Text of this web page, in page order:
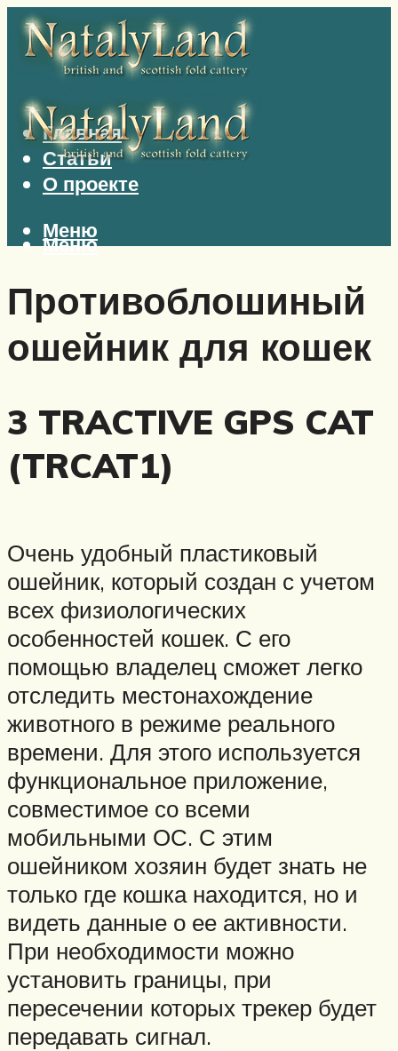
Главная
Статьи
О проекте
Меню
Меню
Противоблошиный
ошейник для кошек
3 TRACTIVE GPS CAT
(TRCAT1)
Очень удобный пластиковый
ошейник, который создан с учетом
всех физиологических
особенностей кошек. С его
помощью владелец сможет легко
отследить местонахождение
животного в режиме реального
времени. Для этого используется
функциональное приложение,
совместимое со всеми
мобильными ОС. С этим
ошейником хозяин будет знать не
только где кошка находится, но и
видеть данные о ее активности.
При необходимости можно
установить границы, при
пересечении которых трекер будет
передавать сигнал.